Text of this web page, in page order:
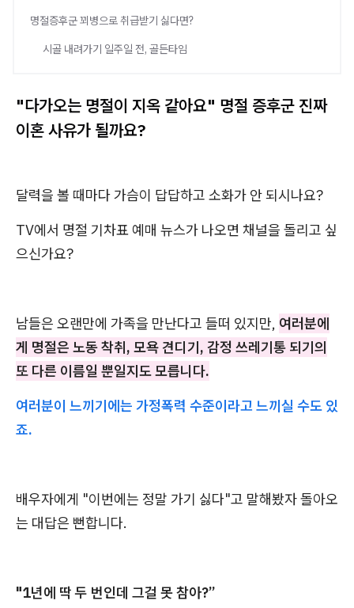
명절증후군 꾀병으로 취급받기 싫다면?
시골 내려가기 일주일 전, 골든타임
"다가오는 명절이 지옥 같아요" 명절 증후군 진짜
이혼 사유가 될까요?
달력을 볼 때마다 가슴이 답답하고 소화가 안 되시나요?
TV에서 명절 기차표 예매 뉴스가 나오면 채널을 돌리고 싶
으신가요?
남들은 오랜만에 가족을 만난다고 들떠 있지만, 여러분에
게 명절은 노동 착취, 모욕 견디기, 감정 쓰레기통 되기의
또 다른 이름일 뿐일지도 모릅니다.
여러분이 느끼기에는 가정폭력 수준이라고 느끼실 수도 있
죠.
배우자에게 "이번에는 정말 가기 싫다"고 말해봤자 돌아오
는 대답은 뻔합니다.
"1년에 딱 두 번인데 그걸 못 참아?”